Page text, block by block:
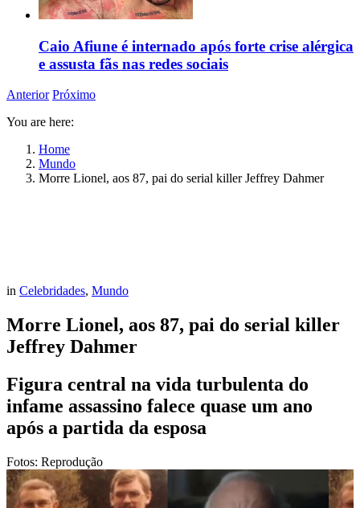
Caio Afiune é internado após forte crise alérgica
e assusta fãs nas redes sociais
Anterior Próximo
You are here:
Home
Mundo
Morre Lionel, aos 87, pai do serial killer Jeffrey Dahmer
in Celebridades, Mundo
Morre Lionel, aos 87, pai do serial killer
Jeffrey Dahmer
Figura central na vida turbulenta do
infame assassino falece quase um ano
após a partida da esposa
Fotos: Reprodução